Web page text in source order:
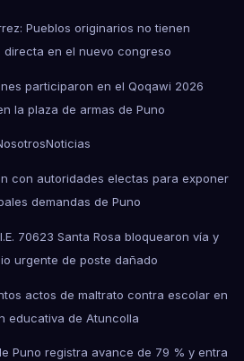
Pueblos originarios no tienen
en el nuevo congreso
participaron en el Qoqawi 2026
la plaza de armas de Puno
Noticias
con autoridades electas para exponer
demandas de Puno
70623 Santa Rosa bloquearon vía y
urgente de poste dañado
actos de maltrato contra escolar en
educativa de Atuncolla
Puno registra avance de 79 % y entra